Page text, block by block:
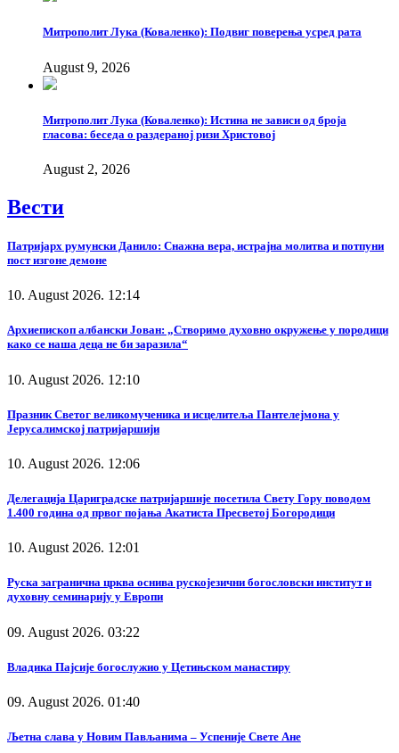
Митрополит Лука (Коваленко): Подвиг поверења усред рата
August 9, 2026
Митрополит Лука (Коваленко): Истина не зависи од броја
гласова: беседа о раздераној ризи Христовој
August 2, 2026
Вести
Патријарх румунски Данило: Снажна вера, истрајна молитва и потпуни
пост изгоне демоне
10. August 2026. 12:14
Архиепископ албански Јован: „Створимо духовно окружење у породици
како се наша деца не би заразила“
10. August 2026. 12:10
Празник Светог великомученика и исцелитеља Пантелејмона у
Јерусалимској патријаршији
10. August 2026. 12:06
Делегација Цариградске патријаршије посетила Свету Гору поводом
1.400 година од првог појања Акатиста Пресветој Богородици
10. August 2026. 12:01
Руска загранична црква оснива рускојезични богословски институт и
духовну семинарију у Европи
09. August 2026. 03:22
Владика Пајсије богослужио у Цетињском манастиру
09. August 2026. 01:40
Љетна слава у Новим Пављанима – Успеније Свете Ане